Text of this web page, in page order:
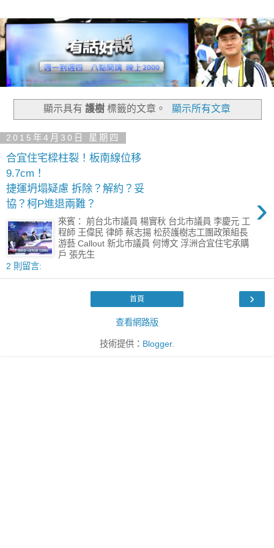
顯示具有 護樹標籤的文章。 顯示所有文章
2015年4月30日 星期四
合宜住宅樑柱裂！板南線位移
9.7cm！
捷運坍塌疑慮 拆除？解約？妥
協？柯P進退兩難？
›
來賓： 前台北市議員 楊實秋 台北市議員 李慶元 工
程師 王偉民 律師 蔡志揚 松菸護樹志工團政策組長
游藝 Callout 新北市議員 何博文 浮洲合宜住宅承購
戶 張先生
2 則留言:
›
首頁
查看網路版
技術提供： Blogger.